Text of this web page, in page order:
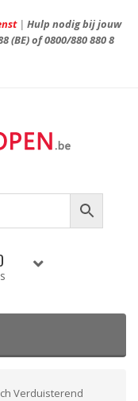
| Hulp nodig bij jouw
(BE) of0800/880 880 8
Verduisterend